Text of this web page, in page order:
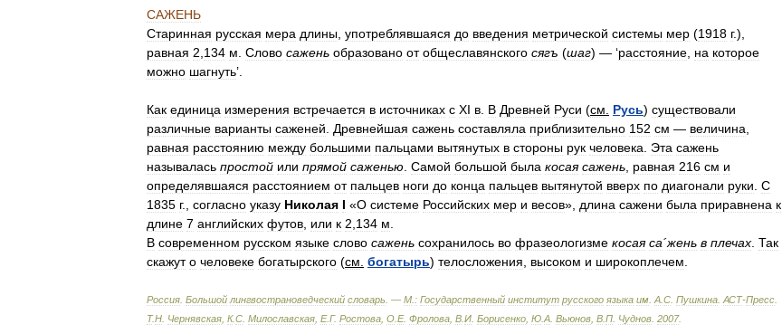
САЖЕНЬ
Старинная русская мера длины употреблявшаяся до введения метрической системы мер (1918 г.),
равная 2 134 м Слово сажень образовано от общеславянского сягъ (шаг) — ‘расстояние на которое
можно шагнуть’.
Как единица измерения встречается в источниках с ХI в В Древней Руси (см Русь) существовали
различные варианты саженей Древнейшая сажень составляла приблизительно 152 см — величина
равная расстоянию между большими пальцами вытянутых в стороны рук человека Эта сажень
называлась простой или прямой саженью Самой большой была косая сажень равная 216 см и
определявшаяся расстоянием от пальцев ноги до конца пальцев вытянутой вверх по диагонали руки С
1835 г., согласно указу Николая I «О системе Российских мер и весов», длина сажени была приравнена к
длине 7 английских футов или к 2 134 м
В современном русском языке слово сажень сохранилось во фразеологизме косая са´жень в плечах Так
скажут о человеке богатырского (см богатырь) телосложения высоком и широкоплечем
Россия Большой лингвострановедческий словарь . — М : Государственный институт русского языка им А С Пушкина АСТ-Пресс
Т.Н Чернявская К.С Милославская Е.Г. Ростова О Е. Фролова В И Борисенко Ю А Вьюнов В П Чуднов 2007.